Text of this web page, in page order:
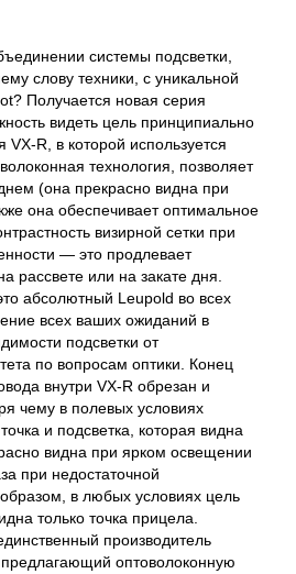
системы подсветки,
слову техники, с уникальной
Получается новая серия
видеть цель принципиально
R, в которой используется
технология, позволяет
(она прекрасно видна при
она обеспечивает оптимальное
визирной сетки при
— это продлевает
рассвете или на закате дня.
абсолютный Leupold во всех
всех ваших ожиданий в
подсветки от
по вопросам оптики. Конец
внутри VX-R обрезан и
чему в полевых условиях
и подсветка, которая видна
видна при ярком освещении
при недостаточной
в любых условиях цель
только точка прицела.
производитель
оптоволоконную